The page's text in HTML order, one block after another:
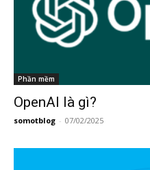
Phần mềm
OpenAI là gì?
somotblog - 07/02/2025